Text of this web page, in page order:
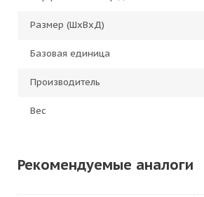
Размер (ШхВхД)
Базовая единица
Производитель
Вес
Рекомендуемые аналоги